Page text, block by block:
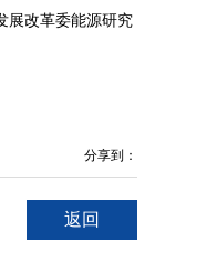
展改革委能源研究
分享到：
返回